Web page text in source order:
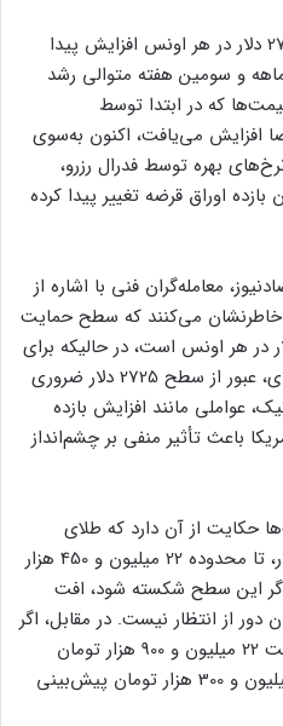
قیمت‌های طلا اخیرا به سطح 2725 دلار در هر اونس افزایش پیدا
و سومین هفته متوالی رشد
که در ابتدا توسط
افزایش می‌یافت، اکنون به‌سوی
بهره توسط فدرال رزرو،
اوراق قرضه تغییر پیدا کرده
معامله‌گران فنی با اشاره از
خاطرنشان می‌کنند که سطح حمایت
برای طلای جهانی 2690 دلار در هر اونس است، در حالیکه برای
به دست آوردن دوباره روند صعودی، عبور از سطح 2725 دلار ضروری
عواملی مانند افزایش بازده
باعث تأثیر منفی بر چشم‌انداز
حکایت از آن دارد که طلای
آبشده در صورت کاهش ارزش دلار، تا محدوده 22 میلیون و 450 هزار
این سطح شکسته شود، افت
میلیون تومان دور از انتظار نیست. در مقابل، اگر
تقاضا افزایش یابد و سطح مقاومت 22 میلیون و 900 هزار تومان
شکسته شود، رشد قیمت تا 23 میلیون و 300 هزار تومان پیش‌بینی